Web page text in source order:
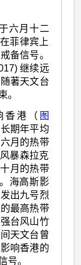
六月十二
菲律宾上
备信号。
继续远
著天文台
。
香港（ 图
期年平均
月的热带
暴森拉克
月的热带
海高斯影
出九号烈
最高热带
台风山竹
天文台曾
响香港的
号。